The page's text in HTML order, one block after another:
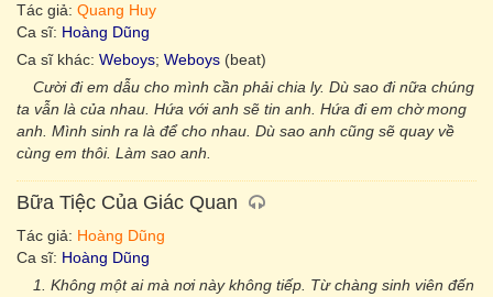
Tác giả: Quang Huy
Ca sĩ: Hoàng Dũng
Ca sĩ khác: Weboys; Weboys (beat)
Cười đi em dẫu cho mình cần phải chia ly. Dù sao đi nữa chúng
ta vẫn là của nhau. Hứa với anh sẽ tin anh. Hứa đi em chờ mong
anh. Mình sinh ra là để cho nhau. Dù sao anh cũng sẽ quay về
cùng em thôi. Làm sao anh.
Bữa Tiệc Của Giác Quan
Tác giả: Hoàng Dũng
Ca sĩ: Hoàng Dũng
1. Không một ai mà nơi này không tiếp. Từ chàng sinh viên đến